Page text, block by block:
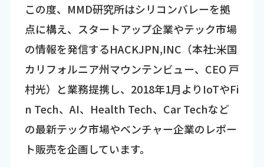
この度、MMD研究所はシリコンバレーを拠
点に構え、スタートアップ企業やテック市場
の情報を発信するHACKJPN,INC（本社:米国
カリフォルニア州マウンテンビュー、CEO 戸
村光）と業務提携し、2018年1月よりIoTやFi
n Tech、AI、Health Tech、Car Techなど
の最新テック市場やベンチャー企業のレポー
ト販売を企画しています。